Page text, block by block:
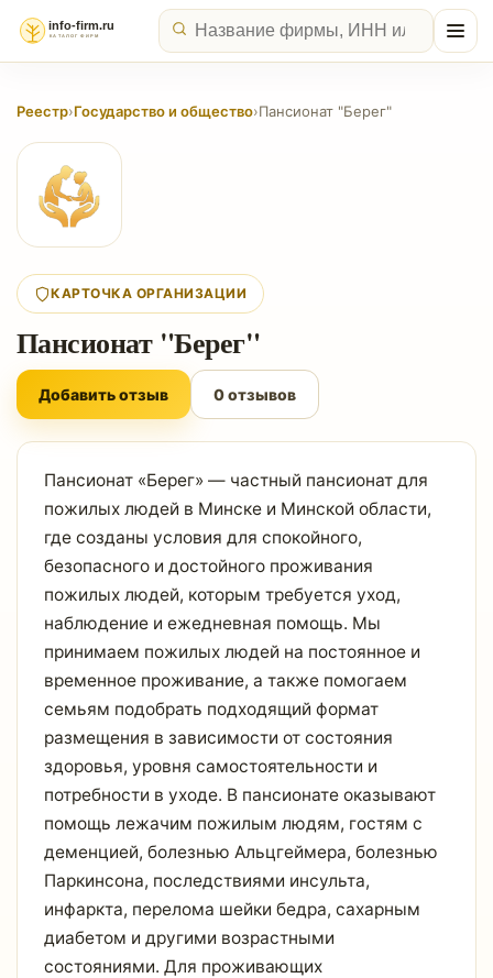
Реестр›Государство и общество›Пансионат "Берег"
КАРТОЧКА ОРГАНИЗАЦИИ
Пансионат "Берег"
Добавить отзыв 0 отзывов
Пансионат «Берег» — частный пансионат для
пожилых людей в Минске и Минской области,
где созданы условия для спокойного,
безопасного и достойного проживания
пожилых людей, которым требуется уход,
наблюдение и ежедневная помощь. Мы
принимаем пожилых людей на постоянное и
временное проживание, а также помогаем
семьям подобрать подходящий формат
размещения в зависимости от состояния
здоровья, уровня самостоятельности и
потребности в уходе. В пансионате оказывают
помощь лежачим пожилым людям, гостям с
деменцией, болезнью Альцгеймера, болезнью
Паркинсона, последствиями инсульта,
инфаркта, перелома шейки бедра, сахарным
диабетом и другими возрастными
состояниями. Для проживающих